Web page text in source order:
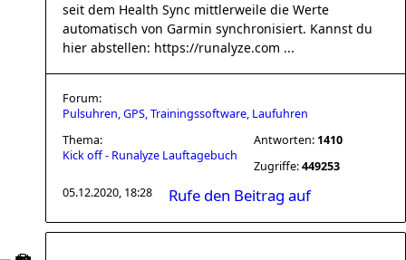
seit dem Health Sync mittlerweile die Werte
automatisch von Garmin synchronisiert. Kannst du
hier abstellen: https://runalyze.com ...
Forum:
Pulsuhren, GPS, Trainingssoftware, Laufuhren
Thema:
Kick off - Runalyze Lauftagebuch
Antworten: 1410
Zugriffe:449253
05.12.2020, 18:28
Rufe den Beitrag auf